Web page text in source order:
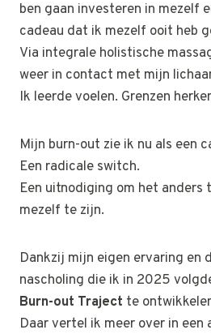
ben gaan investeren in mezelf
cadeau dat ik mezelf ooit heb
Via integrale holistische
weer in contact met mijn
Ik leerde voelen. Grenzen
Mijn burn-out zie ik nu als een
Een radicale switch.
Een uitnodiging om het anders
mezelf te zijn.
Dankzij mijn eigen ervaring en
nascholing die ik in 2025
Burn-out Traject te
Daar vertel ik meer over in een